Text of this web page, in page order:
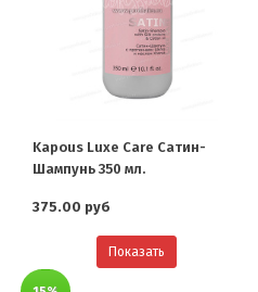
Kapous Luxe Care Сатин-
Шампунь 350 мл.
375.00 руб
Показать